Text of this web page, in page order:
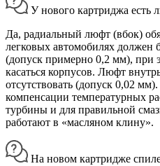
У нового картриджа есть
Да, радиальный люфт (вбок)
легковых автомобилях должен
(допуск примерно 0,2 мм), при
касаться корпусов. Люфт
отсутствовать (допуск 0,02
компенсации температурных
турбины и для правильной
работают в «масляном клину».
На новом картридже